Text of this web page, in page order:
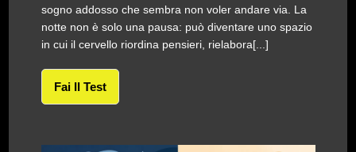
sogno addosso che sembra non voler andare via. La
notte non è solo una pausa: può diventare uno spazio
in cui il cervello riordina pensieri, rielabora[...]
Fai Il Test